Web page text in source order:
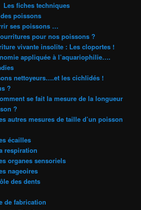
Les fiches techniques
poissons
ses poissons …
pour nos poissons ?
vivante insolite : Les cloportes !
appliquée à l’aquariophilie….
nettoyeurs….et les cichlidés !
?
se fait la mesure de la longueur
?
autres mesures de taille d’un poisson
écailles
respiration
organes sensoriels
nageoires
des dents
de fabrication